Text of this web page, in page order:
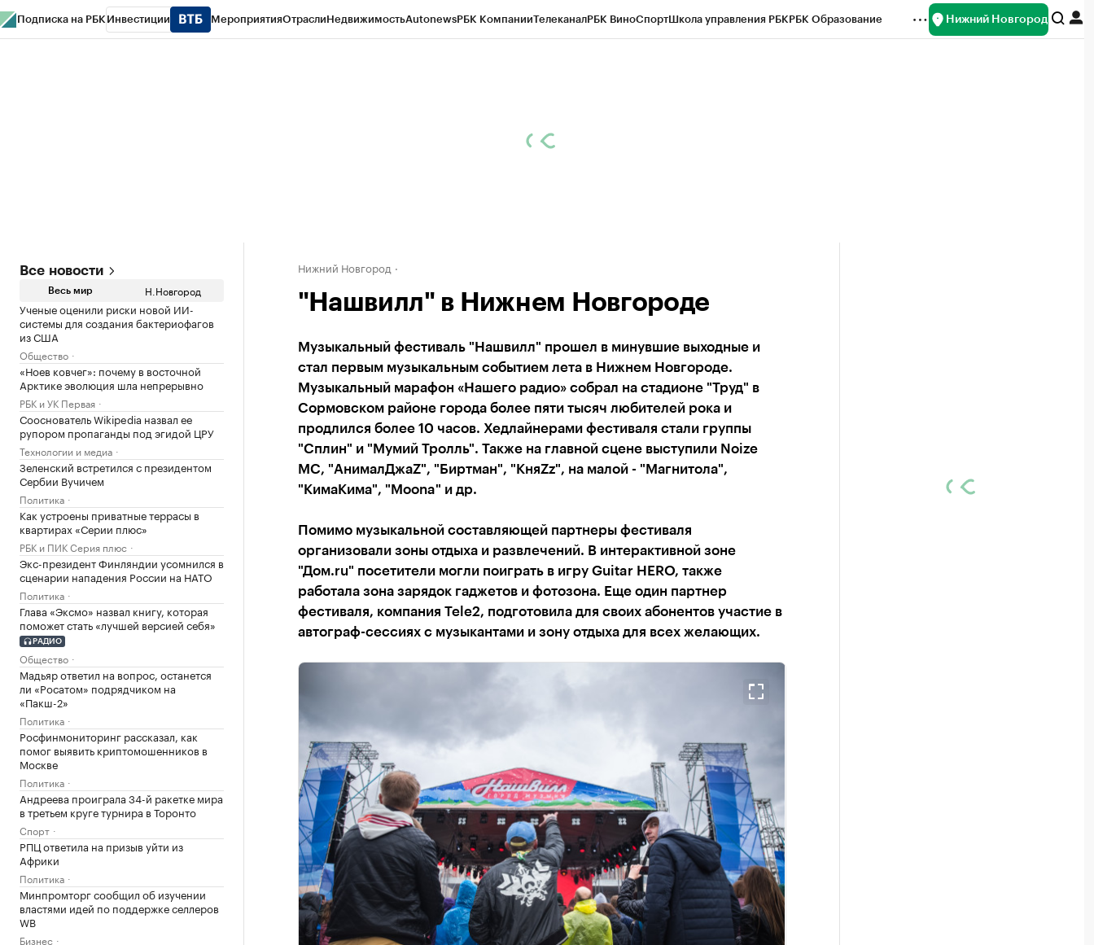
Подписка на РБК Инвестиции МероприятияОтраслиНедвижимостьAutonewsРБК КомпанииТелеканалРБК ВиноСпортШкола управления РБКРБК Образование Нижний Новгород
Все новости
Весь мир Н.Новгород
Ученые оценили риски новой ИИ-
системы для создания бактериофагов
из США
Общество
«Ноев ковчег»: почему в восточной
Арктике эволюция шла непрерывно
РБК и УК Первая
Сооснователь Wikipedia назвал ее
рупором пропаганды под эгидой ЦРУ
Технологии и медиа
Зеленский встретился с президентом
Сербии Вучичем
Политика
Как устроены приватные террасы в
квартирах «Серии плюс»
РБК и ПИК Серия плюс
Экс-президент Финляндии усомнился в
сценарии нападения России на НАТО
Политика
Глава «Эксмо» назвал книгу, которая
поможет стать «лучшей версией себя»
РАДИО
Общество
Мадьяр ответил на вопрос, останется
ли «Росатом» подрядчиком на
«Пакш-2»
Политика
Росфинмониторинг рассказал, как
помог выявить криптомошенников в
Москве
Политика
Андреева проиграла 34-й ракетке мира
в третьем круге турнира в Торонто
Спорт
РПЦ ответила на призыв уйти из
Африки
Политика
Минпромторг сообщил об изучении
властями идей по поддержке селлеров
WB
Бизнес
Нижний Новгород
"Нашвилл" в Нижнем Новгороде
Музыкальный фестиваль "Нашвилл" прошел в минувшие выходные и
стал первым музыкальным событием лета в Нижнем Новгороде.
Музыкальный марафон «Нашего радио» собрал на стадионе "Труд" в
Сормовском районе города более пяти тысяч любителей рока и
продлился более 10 часов. Хедлайнерами фестиваля стали группы
"Сплин" и "Мумий Тролль". Также на главной сцене выступили Noize
MC, "АнималДжаZ", "Биртман", "КняZz", на малой - "Магнитола",
"КимаКима", "Moona" и др.
Помимо музыкальной составляющей партнеры фестиваля
организовали зоны отдыха и развлечений. В интерактивной зоне
"Дом.ru" посетители могли поиграть в игру Guitar HERO, также
работала зона зарядок гаджетов и фотозона. ​Еще один партнер
фестиваля, компания Tele2, подготовила для своих абонентов участие в
автограф-сессиях с музыкантами и зону отдыха для всех желающих.